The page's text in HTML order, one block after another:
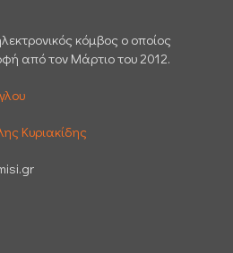
κόμβος ο οποίος
από τον Μάρτιο του 2012.
Κυριακίδης